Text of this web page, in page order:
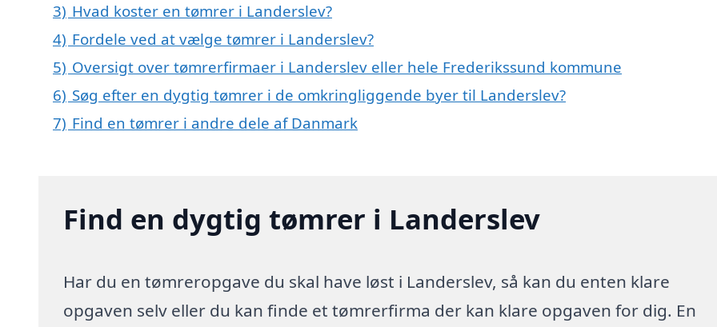
3) Hvad koster en tømrer i Landerslev?
4) Fordele ved at vælge tømrer i Landerslev?
5) Oversigt over tømrerfirmaer i Landerslev eller hele Frederikssund kommune
6) Søg efter en dygtig tømrer i de omkringliggende byer til Landerslev?
7) Find en tømrer i andre dele af Danmark
Find en dygtig tømrer i Landerslev
Har du en tømreropgave du skal have løst i Landerslev, så kan du enten klare
opgaven selv eller du kan finde et tømrerfirma der kan klare opgaven for dig. En